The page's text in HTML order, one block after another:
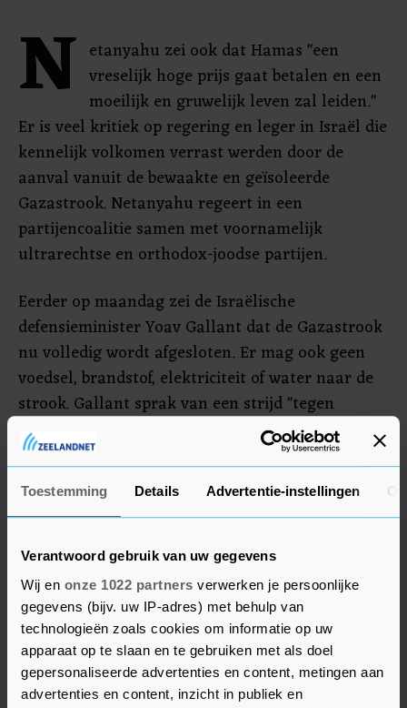
Toestemming Details Advertentie-instellingen
Verantwoord gebruik van uw gegevens
Wij en onze 1022 partners verwerken je persoonlijke
gegevens (bijv. uw IP-adres) met behulp van
technologieën zoals cookies om informatie op uw
apparaat op te slaan en te gebruiken met als doel
gepersonaliseerde advertenties en content, metingen aan
advertenties en content, inzicht in publiek en
N etanyahu zei ook dat Hamas "een
vreselijk hoge prijs gaat betalen en een
moeilijk en gruwelijk leven zal leiden."
Er is veel kritiek op regering en leger in Israël die
kennelijk volkomen verrast werden door de
aanval vanuit de bewaakte en geïsoleerde
Gazastrook. Netanyahu regeert in een
partijencoalitie samen met voornamelijk
ultrarechtse en orthodox-joodse partijen.
Eerder op maandag zei de Israëlische
defensieminister Yoav Gallant dat de Gazastrook
nu volledig wordt afgesloten. Er mag ook geen
voedsel, brandstof, elektriciteit of water naar de
strook. Gallant sprak van een strijd "tegen
beestachtige mensen en wij handelen als
zodanig". Er zijn 300.000 reservisten opgeroepen,
zeer waarschijnlijk voor een aanval over land op
de Gazastrook. Netanyahu zou volgens
Biden al hebben gezegd dat een aanval over land
volgens hem nodig is.